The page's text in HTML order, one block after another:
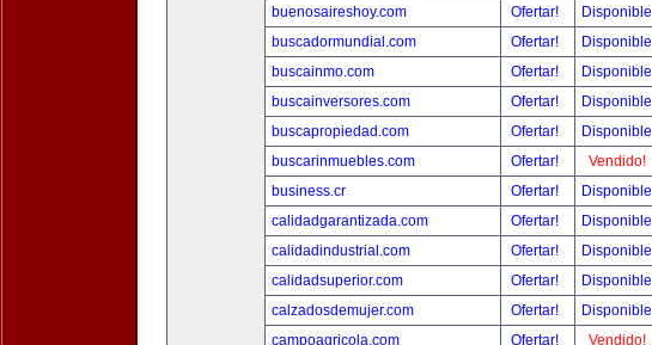
buenosaireshoy.com
Ofertar!
Disponible
buscadormundial.com
Ofertar!
Disponible
buscainmo.com
Ofertar!
Disponible
buscainversores.com
Ofertar!
Disponible
buscapropiedad.com
Ofertar!
Disponible
buscarinmuebles.com
Ofertar!
Vendido!
business.cr
Ofertar!
Disponible
calidadgarantizada.com
Ofertar!
Disponible
calidadindustrial.com
Ofertar!
Disponible
calidadsuperior.com
Ofertar!
Disponible
calzadosdemujer.com
Ofertar!
Disponible
campoagricola.com
Ofertar!
Vendido!